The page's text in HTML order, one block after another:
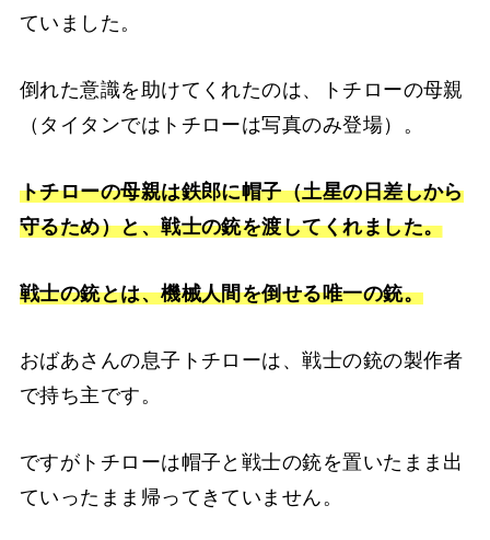
ていました。
倒れた意識を助けてくれたのは、トチローの母親
（タイタンではトチローは写真のみ登場）。
トチローの母親は鉄郎に帽子（土星の日差しから
守るため）と、戦士の銃を渡してくれました。
戦士の銃とは、機械人間を倒せる唯一の銃。
おばあさんの息子トチローは、戦士の銃の製作者
で持ち主です。
ですがトチローは帽子と戦士の銃を置いたまま出
ていったまま帰ってきていません。